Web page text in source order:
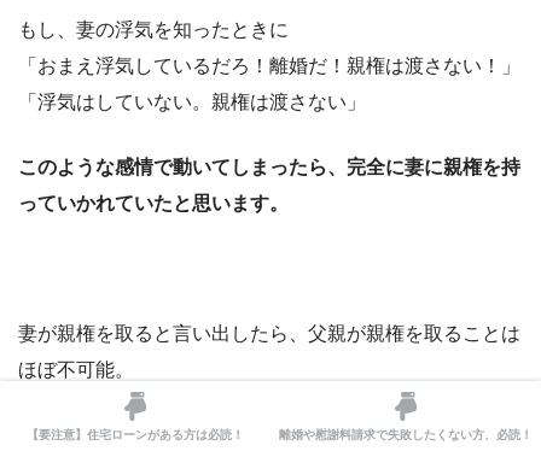
もし、妻の浮気を知ったときに
「おまえ浮気しているだろ！離婚だ！親権は渡さない！」
「浮気はしていない。親権は渡さない」
このような感情で動いてしまったら、完全に妻に親権を持
っていかれていたと思います。
妻が親権を取ると言い出したら、父親が親権を取ることは
ほぼ不可能。
【要注意】住宅ローンがある方は必読！ 離婚や慰謝料請求で失敗したくない方、必読！